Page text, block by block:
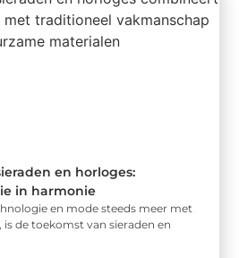
en horloges:
in harmonie
en mode steeds meer met
is de toekomst van sieraden en